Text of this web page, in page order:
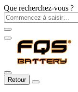
Que recherchez-vous ?
Retour